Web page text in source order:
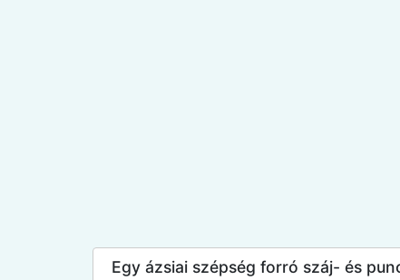
Egy ázsiai szépség forró száj- és